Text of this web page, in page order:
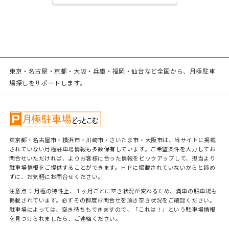
東京・名古屋・京都・大阪・兵庫・福岡・仙台など全国から、月極駐車
場探しをサポートします。
東京都・名古屋市・横浜市・川崎市・さいたま市・大阪市は、当サイトに掲載
されていない月極駐車場情報も多数保有しています。ご希望条件を入力してお
問合せいただければ、よりお客様に合った情報をピックアップして、担当より
駐車場情報をご提供することができます。ＨＰに掲載されていないからと諦め
ずに、お気軽にお問合せください。
注意点： 月極の特性上、１ヶ月ごとに空き状況が変わるため、満車の駐車場も
掲載されています。必ずその都度お問合せを頂き空き状況をご確認ください。
駐車場によっては、空き待ちもできますので、「これは！」という駐車場情報
を見つけられましたら、ご連絡ください。